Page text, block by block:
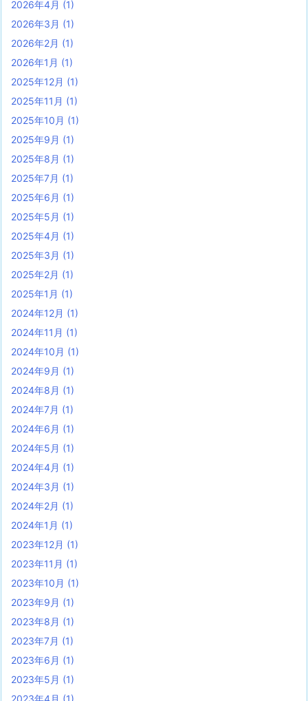
2026年4月 (1)
2026年3月 (1)
2026年2月 (1)
2026年1月 (1)
2025年12月 (1)
2025年11月 (1)
2025年10月 (1)
2025年9月 (1)
2025年8月 (1)
2025年7月 (1)
2025年6月 (1)
2025年5月 (1)
2025年4月 (1)
2025年3月 (1)
2025年2月 (1)
2025年1月 (1)
2024年12月 (1)
2024年11月 (1)
2024年10月 (1)
2024年9月 (1)
2024年8月 (1)
2024年7月 (1)
2024年6月 (1)
2024年5月 (1)
2024年4月 (1)
2024年3月 (1)
2024年2月 (1)
2024年1月 (1)
2023年12月 (1)
2023年11月 (1)
2023年10月 (1)
2023年9月 (1)
2023年8月 (1)
2023年7月 (1)
2023年6月 (1)
2023年5月 (1)